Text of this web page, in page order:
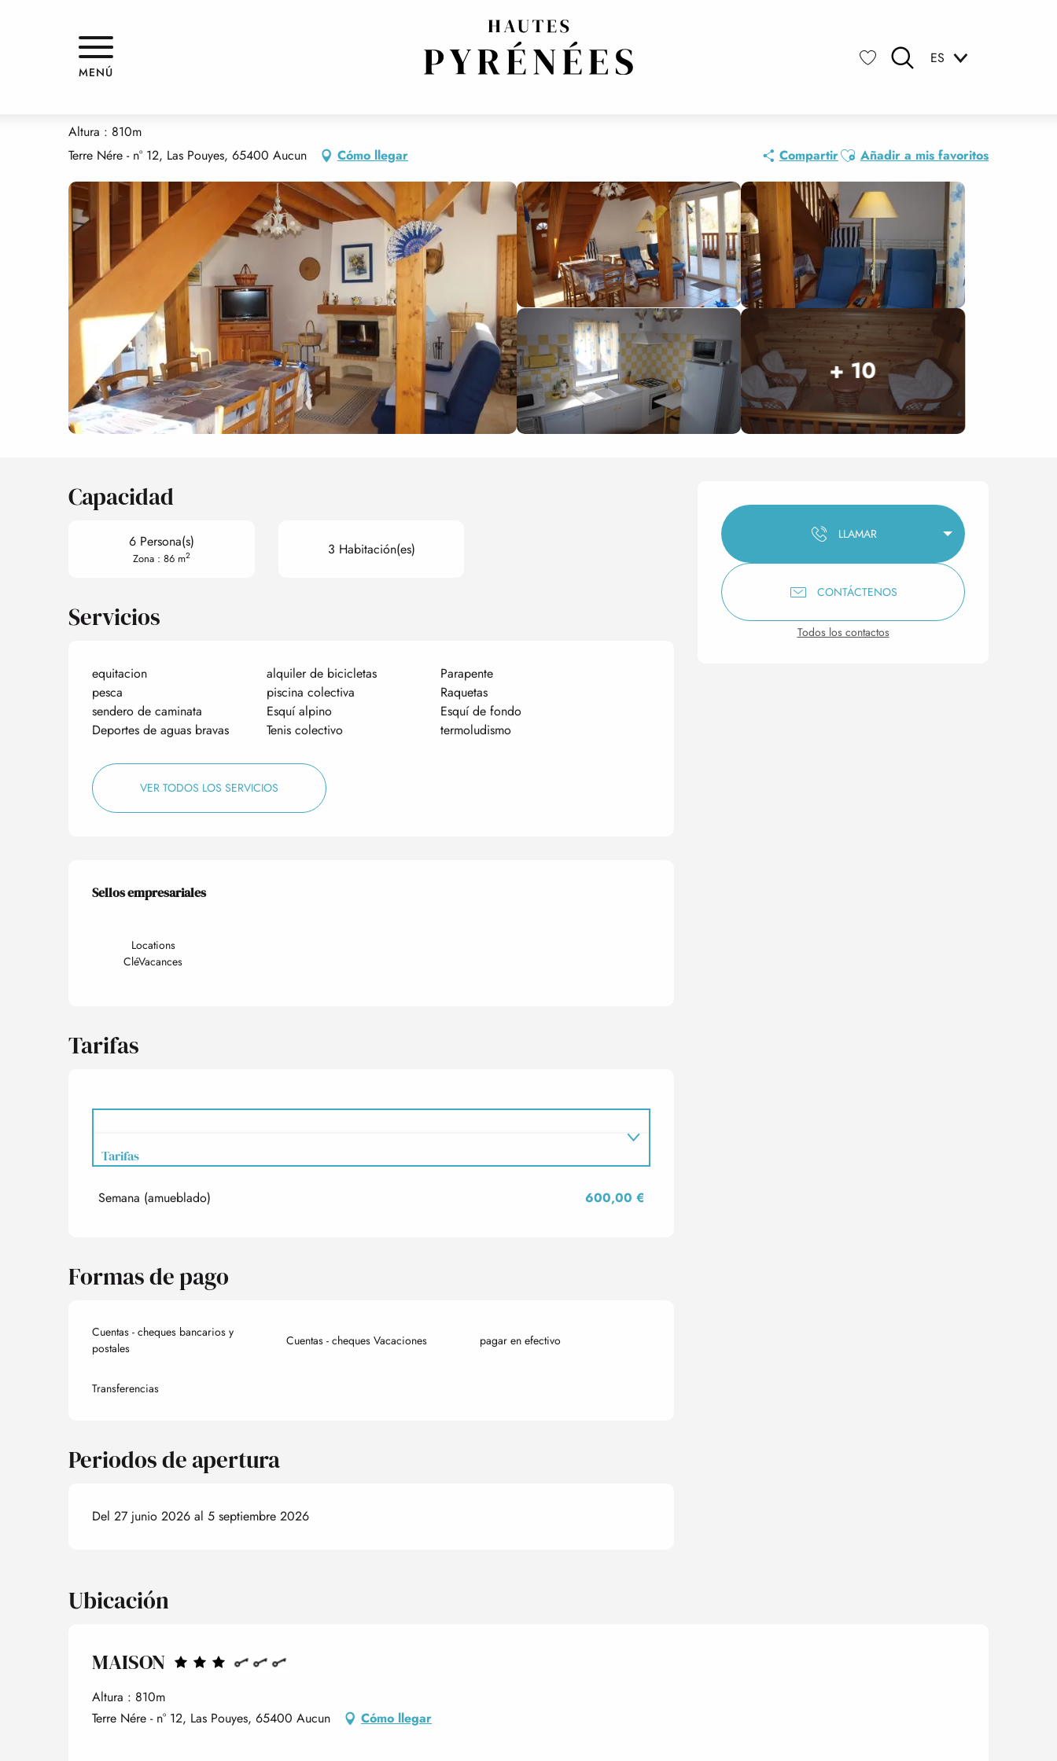
ES
MENÚ
MAISON
Altura : 810m
Terre Nére - n° 12, Las Pouyes, 65400 Aucun
Cómo llegar CompartirAjouter aux favoris
Añadir a mis favoritos
+ 10
Horarios y datos de
LLAMAR
CONTÁCTENOS
Todos los contactos
Capacidad
6 Persona(s)
Zona : 86 m2 3 Habitación(es)
Servicios
equitacion alquiler de bicicletas
Parapente
pesca
piscina colectiva
Raquetas
sendero de caminata
Esquí alpino
Esquí de fondo
Deportes de aguas bravas
Tenis colectivo termoludismo
VER TODOS LOS SERVICIOS
Oferta de prestaciones
Sellos empresariales
Sellos empresariales
Locations
CléVacances
Tarifas
Tarifas
Tarifas 2027
Semana (amueblado) 600,00 €
Formas de pago
Cuentas - cheques bancarios y
postales
Cuentas - cheques Vacaciones pagar en efectivo
Transferencias
Periodos de apertura
Del 27 junio 2026 al 5 septiembre 2026
Ubicación
MAISON
Altura : 810m
Terre Nére - n° 12, Las Pouyes, 65400 Aucun
Cómo llegar